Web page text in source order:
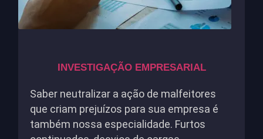
INVESTIGAÇÃO EMPRESARIAL
Saber neutralizar a ação de malfeitores
que criam prejuízos para sua empresa é
também nossa especialidade. Furtos